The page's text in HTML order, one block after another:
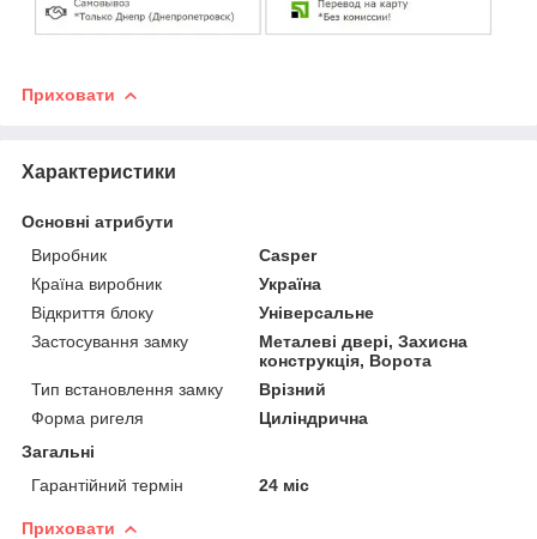
Приховати
Характеристики
Основні атрибути
Виробник
Casper
Країна виробник
Україна
Відкриття блоку
Універсальне
Застосування замку
Металеві двері, Захисна
конструкція, Ворота
Тип встановлення замку
Врізний
Форма ригеля
Циліндрична
Загальні
Гарантійний термін
24 міс
Приховати